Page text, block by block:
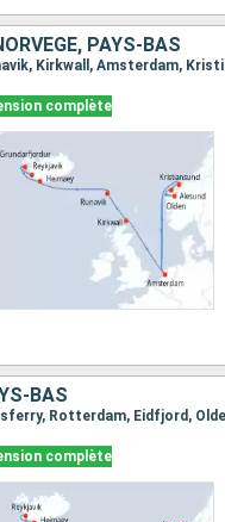
PAYS-BAS
complète
BAS
complète